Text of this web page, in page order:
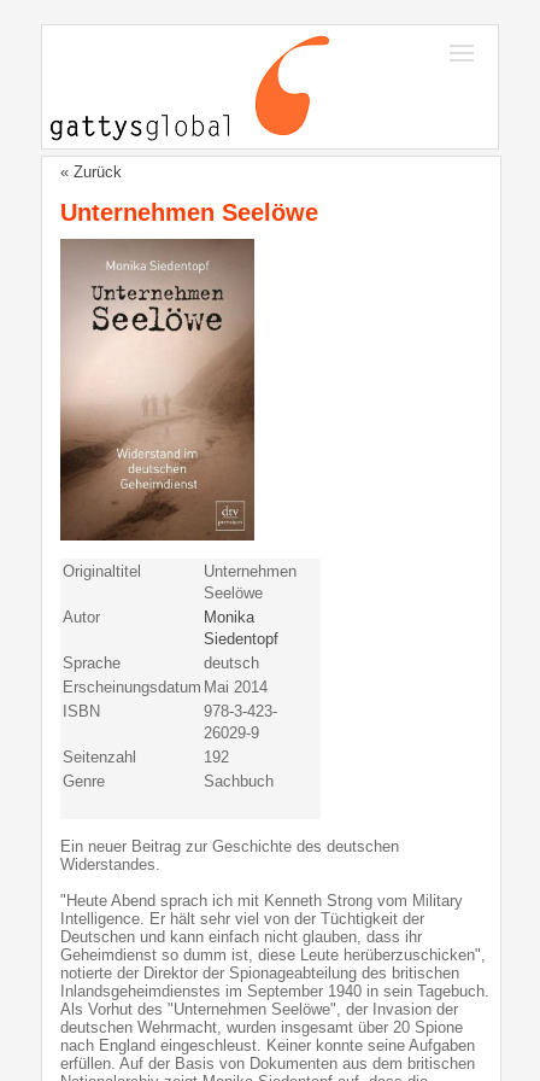
« Zurück
Unternehmen Seelöwe
Originaltitel
Unternehmen
Seelöwe
Autor
Monika
Siedentopf
Sprache
deutsch
Erscheinungsdatum Mai 2014
ISBN
978-3-423-
26029-9
Seitenzahl
192
Genre
Sachbuch
Ein neuer Beitrag zur Geschichte des deutschen
Widerstandes.
"Heute Abend sprach ich mit Kenneth Strong vom Military
Intelligence. Er hält sehr viel von der Tüchtigkeit der
Deutschen und kann einfach nicht glauben, dass ihr
Geheimdienst so dumm ist, diese Leute herüberzuschicken",
notierte der Direktor der Spionageabteilung des britischen
Inlandsgeheimdienstes im September 1940 in sein Tagebuch.
Als Vorhut des "Unternehmen Seelöwe", der Invasion der
deutschen Wehrmacht, wurden insgesamt über 20 Spione
nach England eingeschleust. Keiner konnte seine Aufgaben
erfüllen. Auf der Basis von Dokumenten aus dem britischen